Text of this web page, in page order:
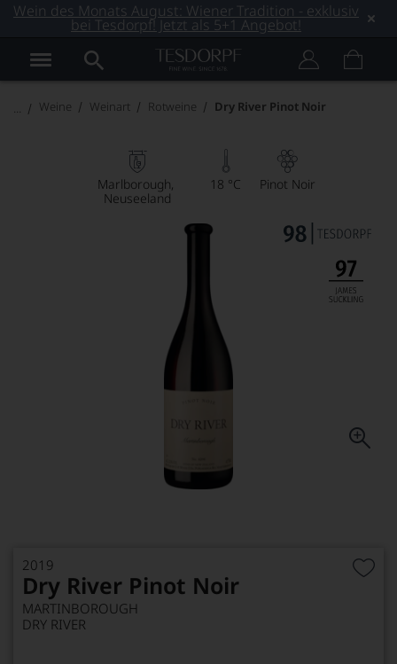
Wein des Monats August: Wiener Tradition - exklusiv
bei Tesdorpf! Jetzt als 5+1 Angebot!
Weine Weinart Rotweine Dry River Pinot Noir
Marlborough
Neuseeland
18 °C Pinot Noir
2019
Dry River Pinot Noir
MARTINBOROUGH
DRY RIVER